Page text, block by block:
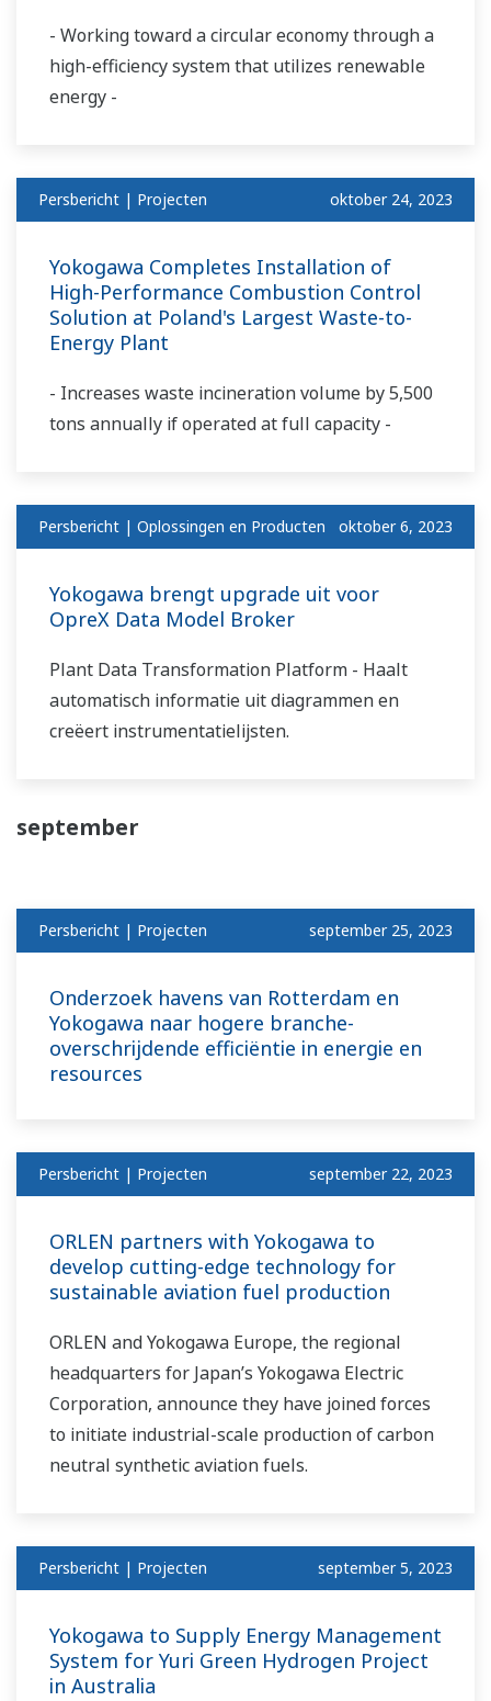
- Working toward a circular economy through a
high-efficiency system that utilizes renewable
energy -
Persbericht | Projecten oktober 24, 2023
Yokogawa Completes Installation of
High-Performance Combustion Control
Solution at Poland's Largest Waste-to-
Energy Plant
- Increases waste incineration volume by 5,500
tons annually if operated at full capacity -
Persbericht | Oplossingen en Producten oktober 6, 2023
Yokogawa brengt upgrade uit voor
OpreX Data Model Broker
Plant Data Transformation Platform - Haalt
automatisch informatie uit diagrammen en
creëert instrumentatielijsten.
september
Persbericht | Projecten september 25, 2023
Onderzoek havens van Rotterdam en
Yokogawa naar hogere branche-
overschrijdende efficiëntie in energie en
resources
Persbericht | Projecten september 22, 2023
ORLEN partners with Yokogawa to
develop cutting-edge technology for
sustainable aviation fuel production
ORLEN and Yokogawa Europe, the regional
headquarters for Japan’s Yokogawa Electric
Corporation, announce they have joined forces
to initiate industrial-scale production of carbon
neutral synthetic aviation fuels.
Persbericht | Projecten september 5, 2023
Yokogawa to Supply Energy Management
System for Yuri Green Hydrogen Project
in Australia